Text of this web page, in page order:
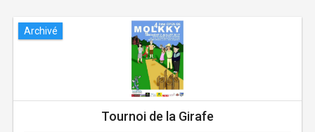
Archivé
Tournoi de la Girafe